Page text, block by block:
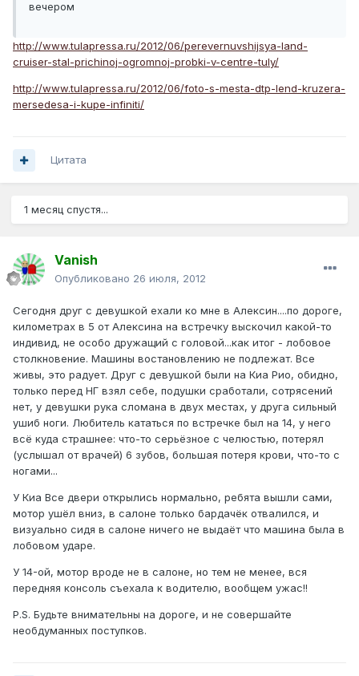
вечером
http://www.tulapressa.ru/2012/06/perevernuvshijsya-land-
cruiser-stal-prichinoj-ogromnoj-probki-v-centre-tuly/
http://www.tulapressa.ru/2012/06/foto-s-mesta-dtp-lend-kruzera-
mersedesa-i-kupe-infiniti/
Цитата
1 месяц спустя...
Vanish
Опубликовано 26 июля, 2012
Сегодня друг с девушкой ехали ко мне в Алексин....по дороге,
километрах в 5 от Алексина на встречку выскочил какой-то
индивид, не особо дружащий с головой...как итог - лобовое
столкновение. Машины востановлению не подлежат. Все
живы, это радует. Друг с девушкой были на Киа Рио, обидно,
только перед НГ взял себе, подушки сработали, сотрясений
нет, у девушки рука сломана в двух местах, у друга сильный
ушиб ноги. Любитель кататься по встречке был на 14, у него
всё куда страшнее: что-то серьёзное с челюстью, потерял
(услышал от врачей) 6 зубов, большая потеря крови, что-то с
ногами...
У Киа Все двери открылись нормально, ребята вышли сами,
мотор ушёл вниз, в салоне только бардачёк отвалился, и
визуально сидя в салоне ничего не выдаёт что машина была в
лобовом ударе.
У 14-ой, мотор вроде не в салоне, но тем не менее, вся
передняя консоль съехала к водителю, вообщем ужас!!
P.S. Будьте внимательны на дороге, и не совершайте
необдуманных поступков.